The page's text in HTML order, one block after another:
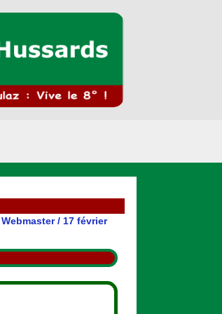
Webmaster/ 17 février